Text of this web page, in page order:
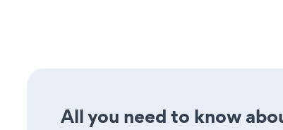
All you need to know